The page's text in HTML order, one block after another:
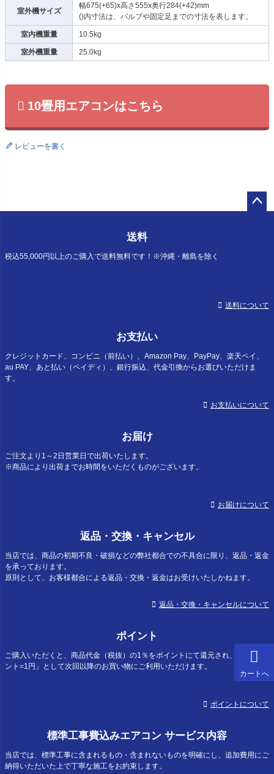
カートへ
室外機サイズ
幅675(+65)x高さ555x奥行284(+42)mm
()内寸法は、バルブや固定足までの寸法を表します。
室内機重量 10.5kg
室外機重量 25.0kg
10畳用エアコンはこちら
レビューを書く
送料
税込55,000円以上のご購入で送料無料です！※沖縄・離島を除く
送料について
お支払い
クレジットカード、コンビニ（前払い）、Amazon Pay、PayPay、楽天ペイ、
au PAY、あと払い（ペイディ）、銀行振込、代金引換からお選びいただけま
す。
お支払いについて
お届け
ご注文より1～2日営業日で出荷いたします。
※商品により出荷までお時間をいただくものがございます。
お届けについて
返品・交換・キャンセル
当店では、商品の初期不良・破損などの弊社都合での不具合に限り、返品・返金
を承っております。
原則として、お客様都合による返品・交換・返金はお受けいたしかねます。
返品・交換・キャンセルについて
ポイント
ご購入いただくと、商品代金（税抜）の1％をポイントにて還元され、「1ポイ
ント=1円」として次回以降のお買い物にご利用いただけます。
ポイントについて
標準工事費込みエアコン サービス内容
当店では、標準工事に含まれるもの・含まれないものを明確にし、追加費用にご
納得いただいた上で丁寧な施工をお約束します。